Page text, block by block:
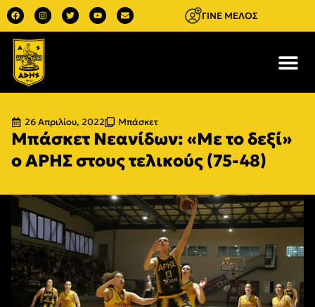
ΓΙΝΕ ΜΕΛΟΣ
26 Απριλίου, 2022 Μπάσκετ
Μπάσκετ Νεανίδων: «Με το δεξί»
ο ΑΡΗΣ στους τελικούς (75-48)